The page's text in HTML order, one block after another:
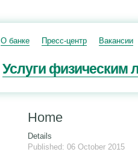
О банке Пресс-центр Вакансии
Услуги физическим
Home
Details
Published: 06 October 2015